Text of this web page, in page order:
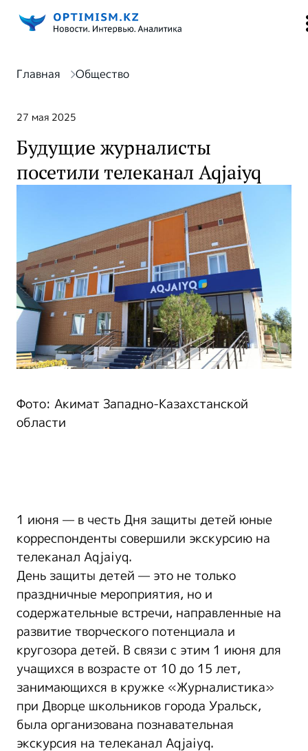
Главная Общество
27 мая 2025
Будущие журналисты
посетили телеканал Aqjaiyq
Фото: Акимат Западно-Казахстанской
области
1 июня — в честь Дня защиты детей юные
корреспонденты совершили экскурсию на
телеканал Aqjaiyq.
День защиты детей — это не только
праздничные мероприятия, но и
содержательные встречи, направленные на
развитие творческого потенциала и
кругозора детей. В связи с этим 1 июня для
учащихся в возрасте от 10 до 15 лет,
занимающихся в кружке «Журналистика»
при Дворце школьников города Уральск,
была организована познавательная
экскурсия на телеканал Aqjaiyq.